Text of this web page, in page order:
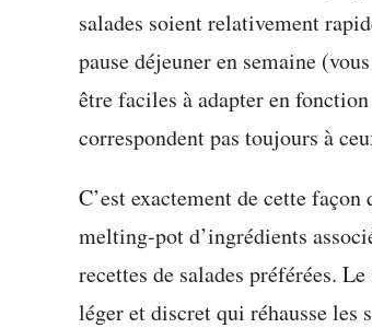
salades soient relativement
pause déjeuner en semaine
être faciles à adapter en
correspondent pas toujours à
C’est exactement de cette
melting-pot d’ingrédients
recettes de salades préférées.
léger et discret qui réhausse les